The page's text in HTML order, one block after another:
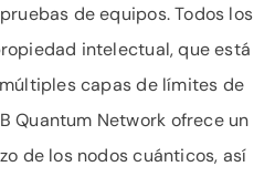
de equipos. Todos los
intelectual, que está
capas de límites de
Quantum Network ofrece un
de los nodos cuánticos, así